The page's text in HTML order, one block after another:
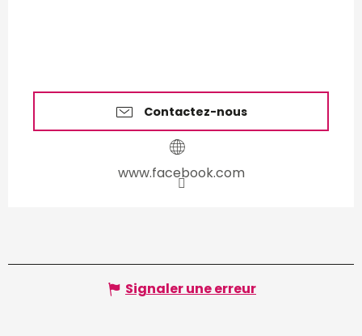
Contactez-nous
www.facebook.com
Signaler une erreur